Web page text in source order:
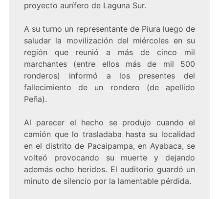
proyecto aurífero de Laguna Sur.
A su turno un representante de Piura luego de
saludar la movilización del miércoles en su
región que reunió a más de cinco mil
marchantes (entre ellos más de mil 500
ronderos) informó a los presentes del
fallecimiento de un rondero (de apellido
Peña).
Al parecer el hecho se produjo cuando el
camión que lo trasladaba hasta su localidad
en el distrito de Pacaipampa, en Ayabaca, se
volteó provocando su muerte y dejando
además ocho heridos. El auditorio guardó un
minuto de silencio por la lamentable pérdida.